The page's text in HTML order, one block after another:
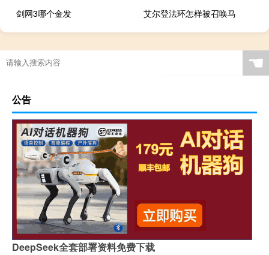
剑网3哪个金发
艾尔登法环怎样被召唤马
☚
公告
DeepSeek全套部署资料免费下载